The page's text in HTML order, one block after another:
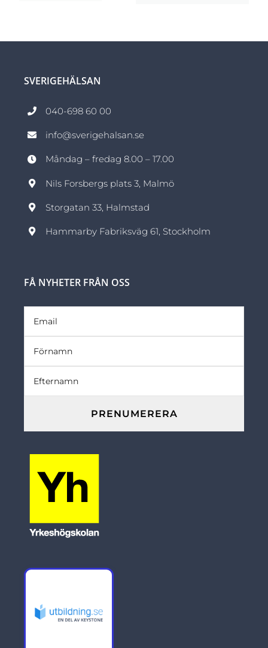
SVERIGEHÄLSAN
040-698 60 00
info@sverigehalsan.se
Måndag – fredag 8.00 – 17.00
Nils Forsbergs plats 3, Malmö
Storgatan 33, Halmstad
Hammarby Fabriksväg 61, Stockholm
FÅ NYHETER FRÅN OSS